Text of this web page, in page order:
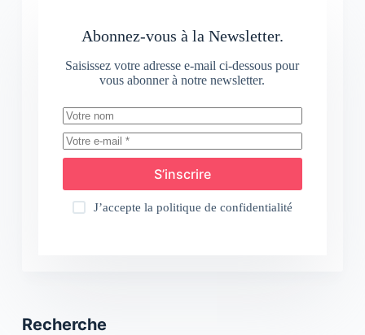
Abonnez-vous à la Newsletter.
Saisissez votre adresse e-mail ci-dessous pour
vous abonner à notre newsletter.
S’inscrire
J’accepte la politique de confidentialité
Recherche